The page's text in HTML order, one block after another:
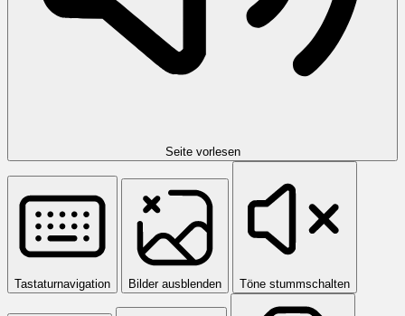
Seite vorlesen
Tastaturnavigation Bilder ausblenden Töne stummschalten